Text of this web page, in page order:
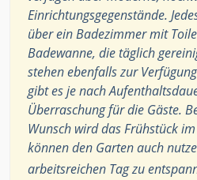
Einrichtungsgegenstände.
über ein Badezimmer mit
Badewanne, die täglich
stehen ebenfalls zur
gibt es je nach
Überraschung für die Gäste.
Wunsch wird das Frühstück
können den Garten auch
arbeitsreichen Tag zu